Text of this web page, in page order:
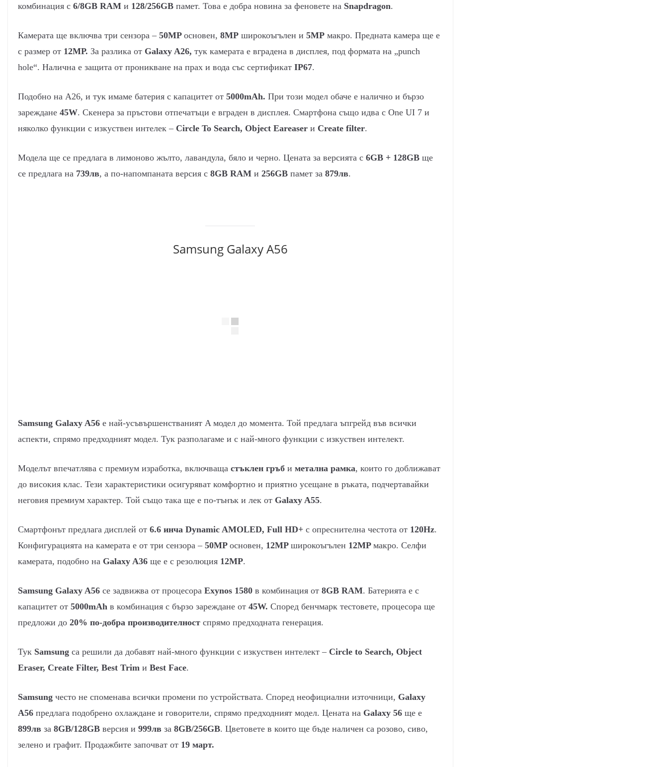
комбинация с 6/8GB RAM и 128/256GB памет. Това е добра новина за феновете на Snapdragon.
Камерата ще включва три сензора – 50MP основен, 8MP широкоъгълен и 5MP макро. Предната камера ще е
с размер от 12MP. За разлика от Galaxy A26, тук камерата е вградена в дисплея, под формата на „punch
hole“. Налична е защита от проникване на прах и вода със сертификат IP67.
Подобно на A26, и тук имаме батерия с капацитет от 5000mAh. При този модел обаче е налично и бързо
зареждане 45W. Скенера за пръстови отпечатъци е вграден в дисплея. Смартфона също идва с One UI 7 и
няколко функции с изкуствен интелек – Circle To Search, Object Eareaser и Create filter.
Модела ще се предлага в лимоново жълто, лавандула, бяло и черно. Цената за версията с 6GB + 128GB ще
се предлага на 739лв, а по-напомпаната версия с 8GB RAM и 256GB памет за 879лв.
Samsung Galaxy A56
Samsung Galaxy A56 е най-усъвършенстваният A модел до момента. Той предлага ъпгрейд във всички
аспекти, спрямо предходният модел. Тук разполагаме и с най-много функции с изкуствен интелект.
Моделът впечатлява с премиум изработка, включваща стъклен гръб и метална рамка, които го доближават
до високия клас. Тези характеристики осигуряват комфортно и приятно усещане в ръката, подчертавайки
неговия премиум характер. Той също така ще е по-тънък и лек от Galaxy A55.
Смартфонът предлага дисплей от 6.6 инча Dynamic AMOLED, Full HD+ с опреснителна честота от 120Hz.
Конфигурацията на камерата е от три сензора – 50MP основен, 12MP широкоъгълен 12MP макро. Селфи
камерата, подобно на Galaxy A36 ще е с резолюция 12MP.
Samsung Galaxy A56 се задвижва от процесора Exynos 1580 в комбинация от 8GB RAM. Батерията е с
капацитет от 5000mAh в комбинация с бързо зареждане от 45W. Според бенчмарк тестовете, процесора ще
предложи до 20% по-добра производителност спрямо предходната генерация.
Тук Samsung са решили да добавят най-много функции с изкуствен интелект – Circle to Search, Object
Eraser, Create Filter, Best Trim и Best Face.
Samsung често не споменава всички промени по устройствата. Според неофициални източници, Galaxy
A56 предлага подобрено охлаждане и говорители, спрямо предходният модел. Цената на Galaxy 56 ще е
899лв за 8GB/128GB версия и 999лв за 8GB/256GB. Цветовете в които ще бъде наличен са розово, сиво,
зелено и графит. Продажбите започват от 19 март.